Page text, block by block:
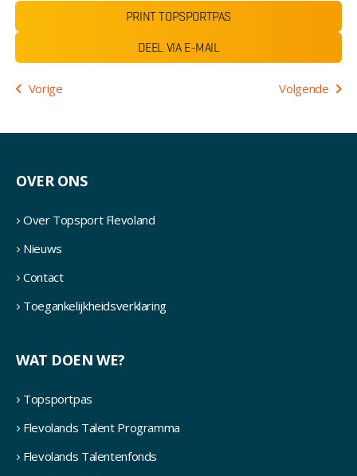
PRINT TOPSPORTPAS
DEEL VIA E-MAIL
navigatie
Vorige Volgende
OVER ONS
Over Topsport Flevoland
Nieuws
Contact
Toegankelijkheidsverklaring
WAT DOEN WE?
Topsportpas
Flevolands Talent Programma
Flevolands Talentenfonds